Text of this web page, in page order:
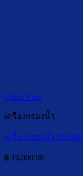
Quick View
เครื่องกรองน้ำ
เครื่องกรองน้ำ
฿ 16,000.00